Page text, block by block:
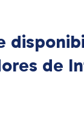
de